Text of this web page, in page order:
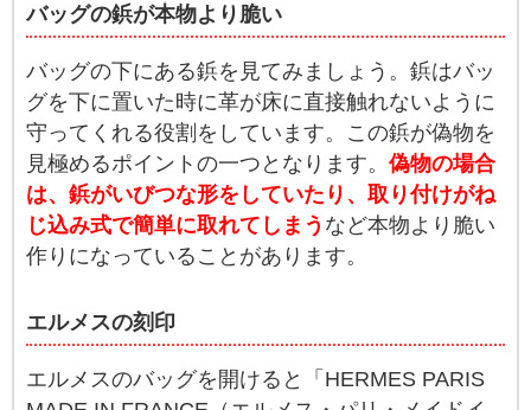
バッグの鋲が本物より脆い
バッグの下にある鋲を見てみましょう。鋲はバッ
グを下に置いた時に革が床に直接触れないように
守ってくれる役割をしています。この鋲が偽物を
見極めるポイントの一つとなります。 偽物の場合
は、鋲がいびつな形をしていたり、取り付けがね
じ込み式で簡単に取れてしまう など本物より脆い
作りになっていることがあります。
エルメスの刻印
エルメスのバッグを開けると「HERMES PARIS